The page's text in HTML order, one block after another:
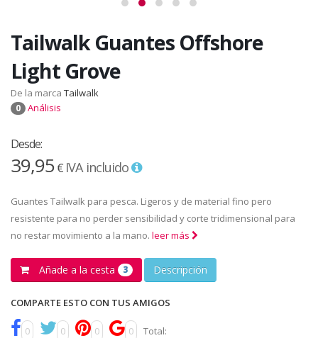
Tailwalk Guantes Offshore
Light Grove
De la marca Tailwalk
0 Análisis
Desde:
39,95€ IVA incluido
Guantes Tailwalk para pesca. Ligeros y de material fino pero
resistente para no perder sensibilidad y corte tridimensional para
no restar movimiento a la mano. leer más
Añade a la cesta 3 Descripción
COMPARTE ESTO CON TUS AMIGOS
0 0 0 0 Total: